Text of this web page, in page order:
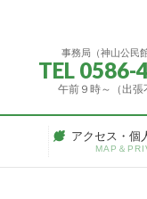
事務局（神山公民
TEL 0586-
午前９時～（出張
アクセス・個
MAP＆